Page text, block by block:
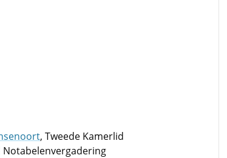
, Tweede Kamerlid
Notabelenvergadering